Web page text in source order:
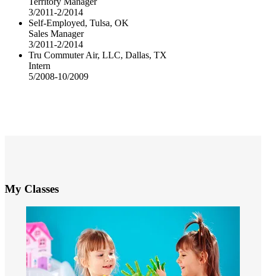
3/2011-2/2014
Self-Employed, Tulsa, OK
Sales Manager
3/2011-2/2014
Tru Commuter Air, LLC, Dallas, TX
Intern
5/2008-10/2009
My Classes